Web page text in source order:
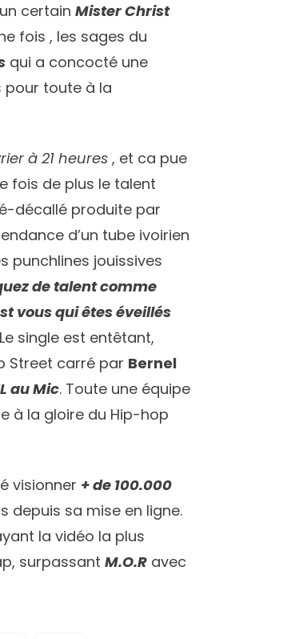
certain Mister Christ
fois , les sages du
qui a concocté une
pour toute à la
à 21 heures, et ca pue
fois de plus le talent
décallé produite par
d’un tube ivoirien
punchlines jouissives
de talent comme
vous qui êtes éveillés
Le single est entêtant,
Street carré par Bernel
au Mic. Toute une équipe
à la gloire du Hip-hop
visionner + de 100.000
depuis sa mise en ligne.
la vidéo la plus
surpassant M.O.R avec